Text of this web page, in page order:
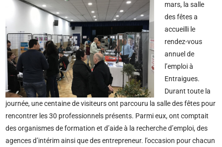
mars, la salle
des fêtes a
accueilli le
rendez-vous
annuel de
l’emploi à
Entraigues.
Durant toute la
journée, une centaine de visiteurs ont parcouru la salle des fêtes pour
rencontrer les 30 professionnels présents. Parmi eux, ont comptait
des organismes de formation et d’aide à la recherche d’emploi, des
agences d’intérim ainsi que des entrepreneur. l’occasion pour chacun